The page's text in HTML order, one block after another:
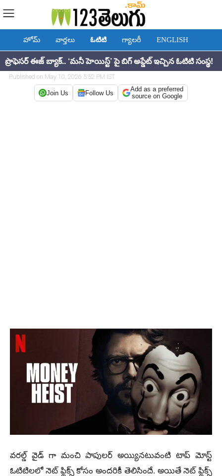
హోమ్ వార్తలు ఓటిటి గ్యాలరీ ENGLISH
ప్రొఫెసర్ ఈజ్ బ్యాక్.. ‘మనీ హెయిస్ట్’ పై బిగ్ అప్డేట్ ఇచ్చిన ఓటిటి సంస్థ!
Published on May 10, 2026 5:52 PM IST
Join Us Follow Us
Add as a preferred
source on Google
వరల్డ్ వైడ్ గా మంచి పాపులర్ అయ్యినటువంటి టాప్ మోస్ట్
ఓటిటిలలో నెట్ ఫ్లిక్స్ కోసం అందరికీ తెలిసిందే. అయితే నెట్ ఫ్లిక్స్